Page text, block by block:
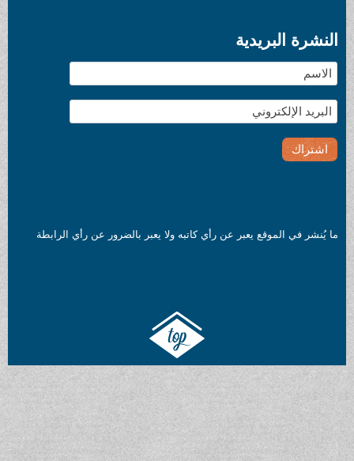
النشرة البريدية
ما يُنشر في الموقع يعبر عن رأي كاتبه ولا يعبر بالضرور عن رأي الرابطة